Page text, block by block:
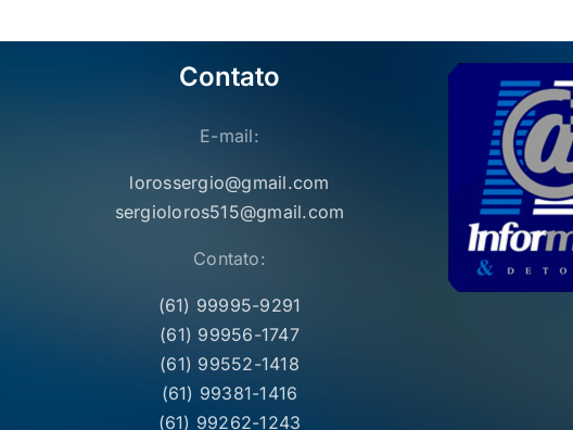
Contato
E-mail:
lorossergio@gmail.com
sergioloros515@gmail.com
Contato:
(61) 99995-9291
(61) 99956-1747
(61) 99552-1418
(61) 99381-1416
(61) 99262-1243